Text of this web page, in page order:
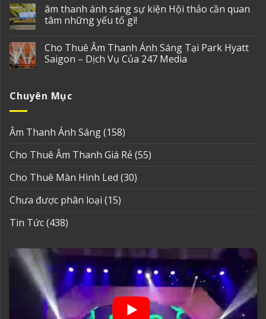
âm thanh ánh sáng sự kiện Hội thảo cần quan
tâm những yếu tố gì!
Cho Thuê Âm Thanh Ánh Sáng Tại Park Hyatt
Saigon – Dịch Vụ Của 247 Media
Chuyên Mục
Âm Thanh Ánh Sáng(158)
Cho Thuê Âm Thanh Giá Rẻ(55)
Cho Thuê Màn Hình Led (30)
Chưa được phân loại (15)
Tin Tức(438)